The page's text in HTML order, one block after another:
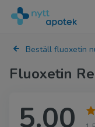
Beställ fluoxetin
Fluoxetin
5.00